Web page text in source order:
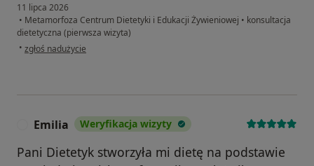
11 lipca 2026
• Metamorfoza Centrum Dietetyki i Edukacji Żywieniowej • konsultacja
dietetyczna (pierwsza wizyta)
• w opinii użytkownika Mc
zgłoś nadużycie
Emilia Weryfikacja wizyty
Pani Dietetyk stworzyła mi dietę na podstawie